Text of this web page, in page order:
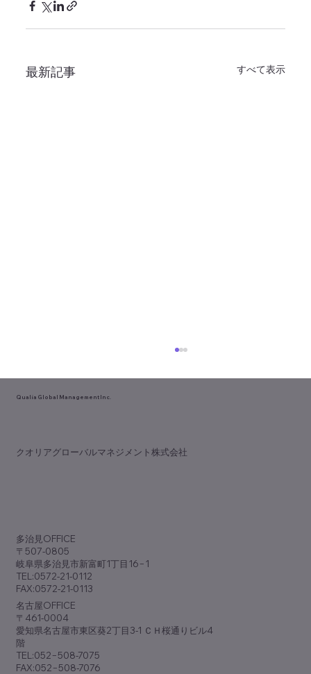
最新記事 すべて表示
Qualia Global Management Inc.
​クオリアグローバルマネジメント株式会社
​多治見OFFICE
〒507-0805
岐阜県多治見市新富町1丁目16−1
TEL:0572-21-0112
FAX:0572-21-0113
​名古屋OFFICE
〒461-0004
愛知県名古屋市東区葵2丁目3-1 ＣＨ桜通りビル4
階
TEL:052−508-7075
FAX:052−508-7076